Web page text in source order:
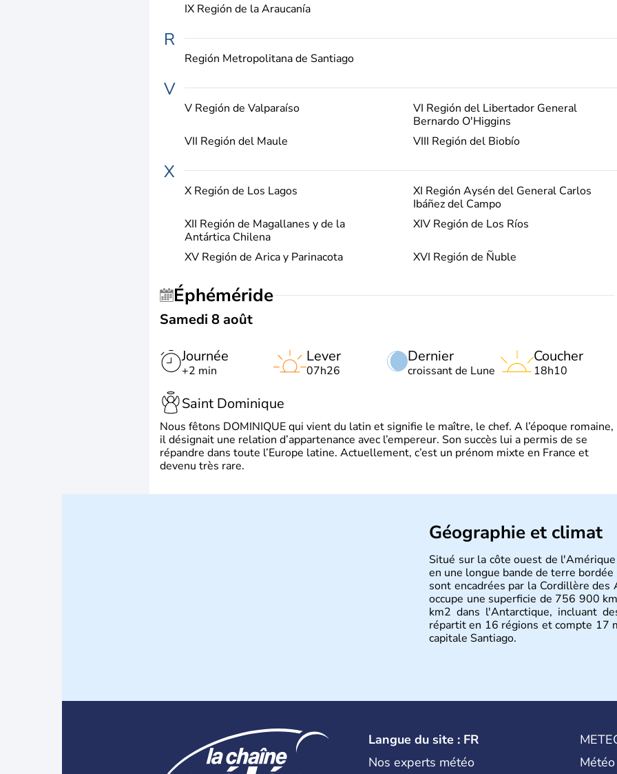
IX Región de la Araucanía
R
Región Metropolitana de Santiago
V
V Región de Valparaíso
VI Región del Libertador General
Bernardo O'Higgins
VII Región del Maule
VIII Región del Biobío
X
X Región de Los Lagos
XI Región Aysén del General Carlos
Ibáñez del Campo
XII Región de Magallanes y de la
Antártica Chilena
XIV Región de Los Ríos
XV Región de Arica y Parinacota XVI Región de Ñuble
Éphéméride
Samedi 8 août
Journée
+2 min
Dernier
croissant de Lune
Lever
07h26
Coucher
18h10
Saint Dominique
Nous fêtons DOMINIQUE qui vient du latin et signifie le maître, le chef. A l’époque romaine,
il désignait une relation d’appartenance avec l’empereur. Son succès lui a permis de se
répandre dans toute l’Europe latine. Actuellement, c’est un prénom mixte en France et
devenu très rare.
Géographie et climat
Situé sur la côte ouest de
en une longue bande de terre
sont encadrées par la Cordillère
occupe une superficie de 756 900
km2 dans l'Antarctique, incluant
répartit en 16 régions et compte 17
capitale Santiago.
Langue du site : FR
Nos experts météo